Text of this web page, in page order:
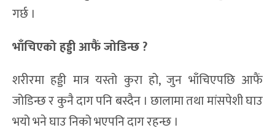
गर्छ ।
भाँचिएको हड्डी आफैजोडिन्छ ?
शरीरमा हड्डी मात्र यस्तो कुरा हो, जुन भाँचिएपछि आफैं
जोडिन्छ र कुनै दाग पनि बस्दैन । छालामा तथा मांसपेशी घाउ
भयो भने घाउ निको भएपनि दाग रहन्छ ।